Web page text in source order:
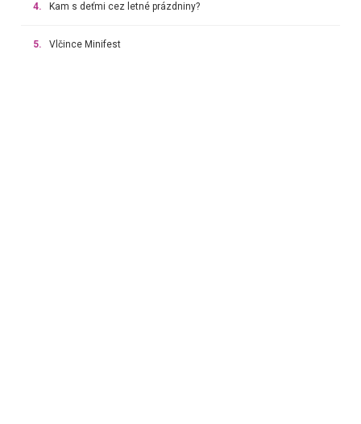
4. Kam s deťmi cez letné prázdniny?
5. Vlčince Minifest